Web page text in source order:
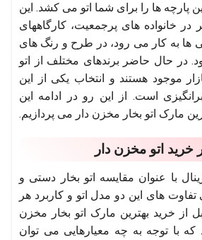
پارچه ها را برای شما اتو می کشد. این
در خانواده های پرجمعیت، کارگاههای
ها به کار می رود، در طرح و رنگ های
در حال حاضر برندهای مختلف از اتو
موجود هستند و انتخاب یکی از این
است. از این رو در ادامه این
مارک اتو بخار مخزن دار می پردازیم.
اتو مخزن دار
با عنوان مقایسه اتو بخار دستی و
های این دو مدل اتو و کاربرد هر
از خرید بهترین مارک اتو بخار مخزن
که با توجه به چه معیارهایی می توان